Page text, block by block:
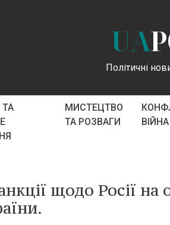
UA
Політичні
ТА
МИСТЕЦТВО
ТА РОЗВАГИ
щодо Росії на